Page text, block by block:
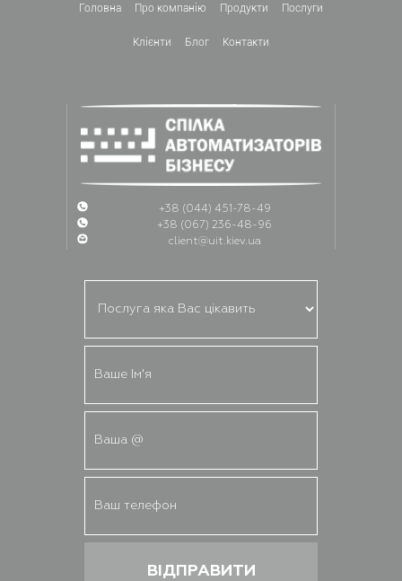
Головна Про компанiю Продукти Послуги
Клієнти Блог Контакти
+38 (044) 451-78-49
+38 (067) 236-48-96
client@uit.kiev.ua